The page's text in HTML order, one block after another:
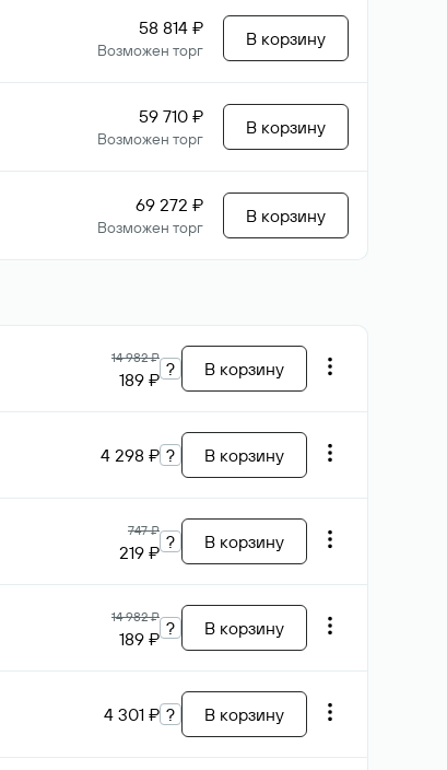
58 814 ₽
Возможен торг
В корзину
59 710 ₽
Возможен торг
В корзину
69 272 ₽
Возможен торг
В корзину
14 982 ₽
189 ₽ ? В корзину
4 298 ₽ ? В корзину
747 ₽
219 ₽ ? В корзину
14 982 ₽
189 ₽ ? В корзину
4 301 ₽ ? В корзину